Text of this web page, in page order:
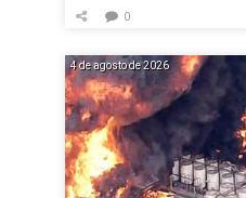
0
4 de agosto de 2026